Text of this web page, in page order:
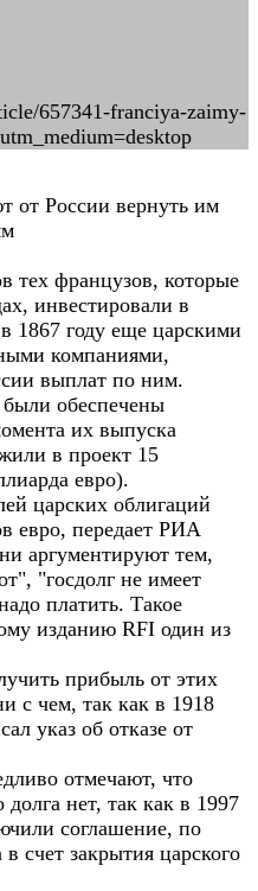
657341-franciya-zaimy-
от России вернуть им
тех французов, которые
инвестировали в
1867 году еще царскими
компаниями,
выплат по ним.
обеспечены
их выпуска
в проект 15
евро).
царских облигаций
евро, передает РИА
аргументируют тем,
"госдолг не имеет
платить. Такое
изданию RFI один из
прибыль от этих
с чем, так как в 1918
указ об отказе от
отмечают, что
нет, так как в 1997
соглашение, по
счет закрытия царского